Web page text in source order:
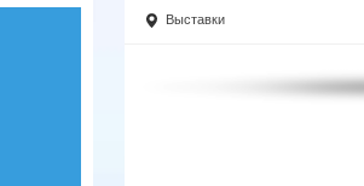
Выставки